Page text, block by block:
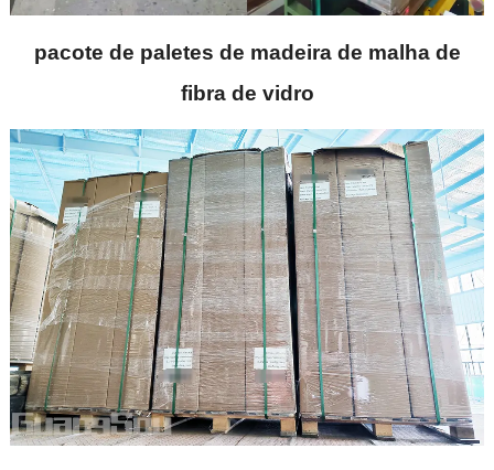
pacote de paletes de madeira de malha de
fibra de vidro